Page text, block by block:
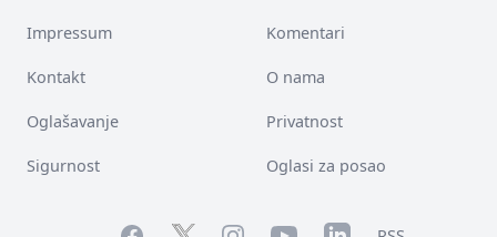
Impressum Komentari
Kontakt O nama
Oglašavanje Privatnost
Sigurnost Oglasi za posao
Facebook YouTubeLinkedIn